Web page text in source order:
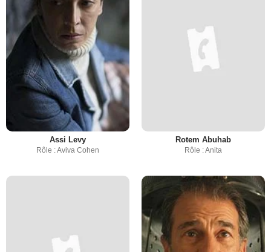
Assi Levy
Rôle : Aviva Cohen
Rotem Abuhab
Rôle : Anita